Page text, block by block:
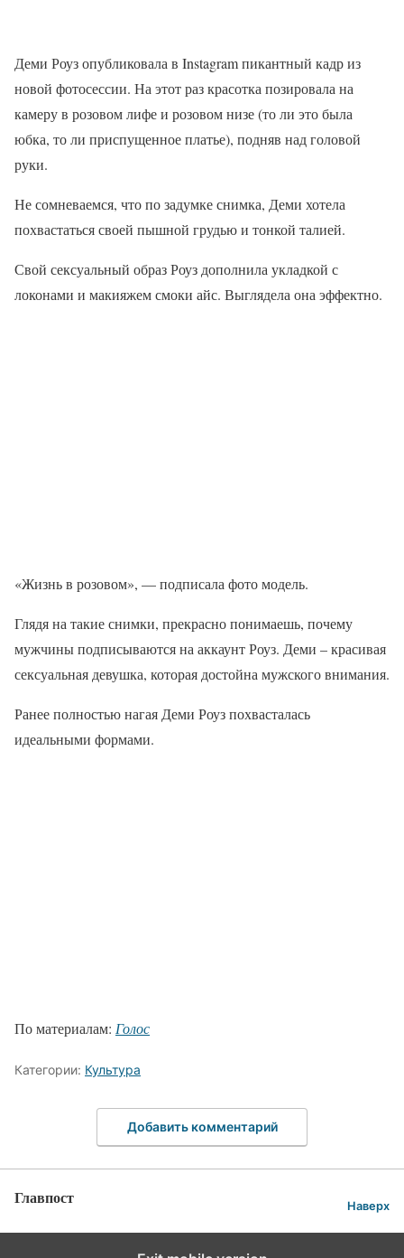
Деми Роуз опубликовала в Instagram пикантный кадр из
новой фотосессии. На этот раз красотка позировала на
камеру в розовом лифе и розовом низе (то ли это была
юбка, то ли приспущенное платье), подняв над головой
руки.
Не сомневаемся, что по задумке снимка, Деми хотела
похвастаться своей пышной грудью и тонкой талией.
Свой сексуальный образ Роуз дополнила укладкой с
локонами и макияжем смоки айс. Выглядела она эффектно.
«Жизнь в розовом», — подписала фото модель.
Глядя на такие снимки, прекрасно понимаешь, почему
мужчины подписываются на аккаунт Роуз. Деми – красивая
сексуальная девушка, которая достойна мужского внимания.
Ранее полностью нагая Деми Роуз похвасталась
идеальными формами.
По материалам: Голос
Категории: Культура
Добавить комментарий
Главпост Наверх